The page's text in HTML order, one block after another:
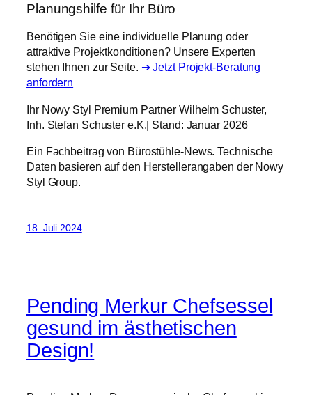
Planungshilfe für Ihr Büro
Benötigen Sie eine individuelle Planung oder
attraktive Projektkonditionen? Unsere Experten
stehen Ihnen zur Seite. ➔ Jetzt Projekt-Beratung
anfordern
Ihr Nowy Styl Premium Partner Wilhelm Schuster,
Inh. Stefan Schuster e.K.| Stand: Januar 2026
Ein Fachbeitrag von Bürostühle-News. Technische
Daten basieren auf den Herstellerangaben der Nowy
Styl Group.
18. Juli 2024
Pending Merkur Chefsessel
gesund im ästhetischen
Design!